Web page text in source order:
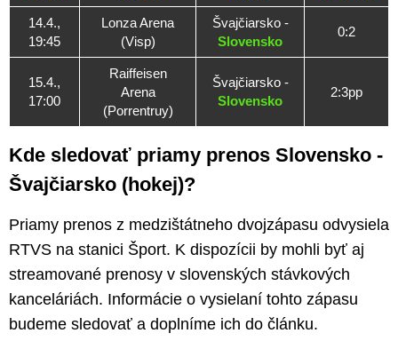
14.4.,
19:45
Lonza Arena
(Visp)
Švajčiarsko -
Slovensko
0:2
15.4.,
17:00
Raiffeisen
Arena
(Porrentruy)
Švajčiarsko -
Slovensko
2:3pp
Kde sledovať priamy prenos Slovensko -
Švajčiarsko (hokej)?
Priamy prenos z medzištátneho dvojzápasu odvysiela
RTVS na stanici Šport. K dispozícii by mohli byť aj
streamované prenosy v slovenských stávkových
kanceláriách. Informácie o vysielaní tohto zápasu
budeme sledovať a doplníme ich do článku.